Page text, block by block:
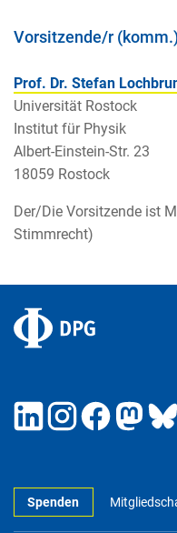
Vorsitzende/r
Prof. Dr. Stefan
Universität Rostock
Institut für Physik
Albert-Einstein-Str. 23
18059 Rostock
Der/Die Vorsitzende ist
Stimmrecht)
Spenden